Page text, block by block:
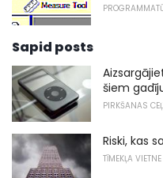
Sapid posts
šiem
PIRKŠANAS
Riski, kas
TĪMEKĻA